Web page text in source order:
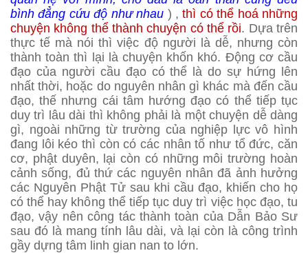
bình đẳng cứu độ như nhau ) ,thì có thể hoá những
chuyện không thể thành chuyện có thể rồi. Dựa trên
thực tế mà nói thì việc độ người là dễ, nhưng còn
thành toàn thì lại là chuyện khốn khó. Động cơ cầu
đạo của người cầu đạo có thể là do sự hứng lên
nhất thời, hoặc do nguyên nhân gì khác mà đến cầu
đạo, thế nhưng cái tâm hướng đạo có thể tiếp tục
duy trì lâu dài thì không phải là một chuyện dễ dàng
gì, ngoài những từ trường của nghiệp lực vô hình
đang lôi kéo thì còn có các nhân tố như tổ đức, căn
cơ, phật duyên, lại còn có những môi trường hoàn
cảnh sống, đủ thứ các nguyên nhân đã ảnh hưởng
các Nguyên Phật Tử sau khi cầu đạo, khiến cho họ
có thể hay không thể tiếp tục duy trì việc học đạo, tu
đạo, vậy nên công tác thành toàn của Dẫn Bảo Sư
sau đó là mang tính lâu dài, và lại còn là công trình
gầy dựng tâm linh gian nan to lớn.